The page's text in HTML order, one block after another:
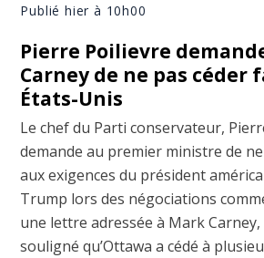
Publié hier à 10h00
Pierre Poilievre
Carney de ne pas céder
États-Unis
Le chef du Parti conservateur,
demande au premier ministre de
aux exigences du président
Trump lors des négociations
une lettre adressée à Mark Carney,
souligné qu’Ottawa a cédé à